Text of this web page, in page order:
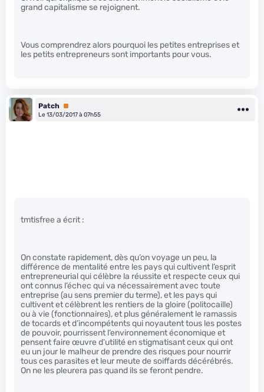
grand capitalisme se rejoignent.
Vous comprendrez alors pourquoi les petites entreprises et
les petits entrepreneurs sont importants pour vous.
Patch Premium
Le 13/03/2017 à 07h55
tmtisfree a écrit :
On constate rapidement, dès qu’on voyage un peu, la
différence de mentalité entre les pays qui cultivent l’esprit
entrepreneurial qui célèbre la réussite et respecte ceux qui
ont connus l’échec qui va nécessairement avec toute
entreprise (au sens premier du terme), et les pays qui
cultivent et célèbrent les rentiers de la gloire (politocaille)
ou à vie (fonctionnaires), et plus généralement le ramassis
de tocards et d’incompétents qui noyautent tous les postes
de pouvoir, pourrissent l’environnement économique et
pensent faire œuvre d’utilité en stigmatisant ceux qui ont
eu un jour le malheur de prendre des risques pour nourrir
tous ces parasites et leur meute de soiffards décérébrés.
On ne les pleurera pas quand ils se feront pendre.